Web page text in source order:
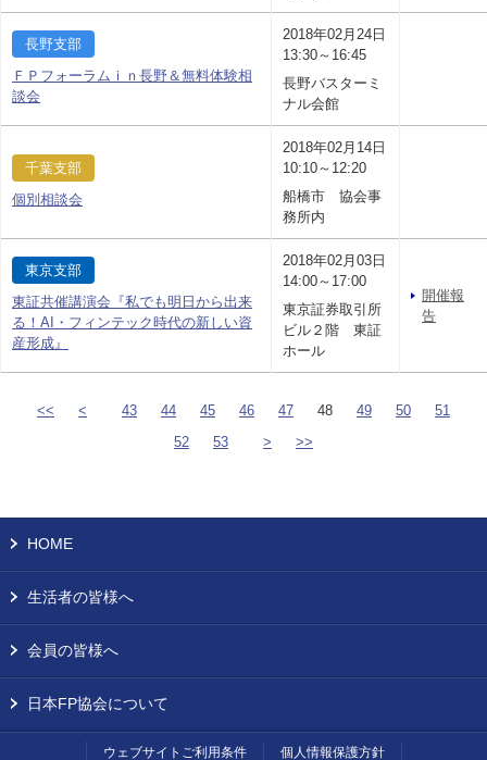
長野支部
ＦＰフォーラムｉｎ長野＆無料体験相
談会
2018年02月24日
13:30～16:45
長野バスターミ
ナル会館
千葉支部
個別相談会
2018年02月14日
10:10～12:20
船橋市 協会事
務所内
東京支部
東証共催講演会『私でも明日から出来
る！AI・フィンテック時代の新しい資
産形成』
2018年02月03日
14:00～17:00
東京証券取引所
ビル２階 東証
ホール
開催報
告
<< < 43 44 45 46 47 48 49 50
51
52
53 > >>
HOME
生活者の皆様へ
会員の皆様へ
日本FP協会について
ウェブサイトご利用条件 個人情報保護方針